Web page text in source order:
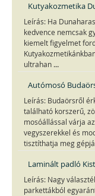
Kutyakozmetika
Leírás: Ha
kedvence nemcsak
kiemelt figyelmet
ultrahan ...
Autómosó
Leírás: Budaörsről
található korszerű,
mosóállással várja
vegyszerekkel és
tisztíthatja meg
Laminált padló
Leírás: Nagy
parkettákból